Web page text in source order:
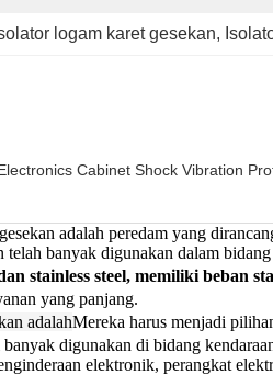
logam karet gesekan,
Cabinet Shock Vibration
adalah peredam yang
telah banyak digunakan dalam
stainless steel, memiliki beban
yang panjang.
adalahMereka harus menjadi
banyak digunakan di bidang
elektronik, perangkat